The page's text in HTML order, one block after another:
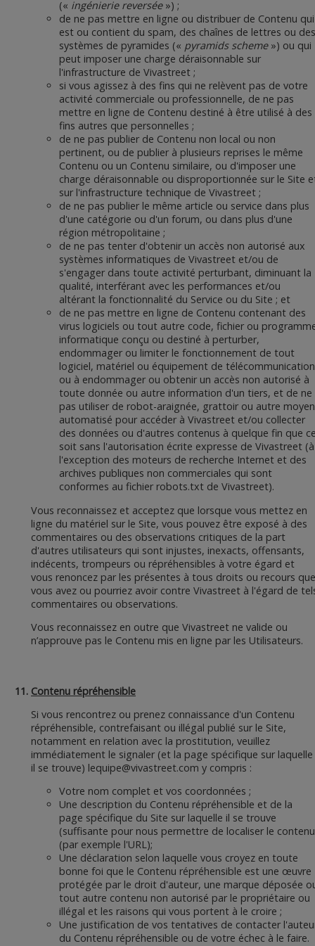
(« ingénierie reversée») ;
de ne pas mettre en ligne ou distribuer de Contenu qui
est ou contient du spam, des chaînes de lettres ou des
systèmes de pyramides (« pyramids scheme») ou qui
peut imposer une charge déraisonnable sur
l'infrastructure de Vivastreet ;
si vous agissez à des fins qui ne relèvent pas de votre
activité commerciale ou professionnelle, de ne pas
mettre en ligne de Contenu destiné à être utilisé à des
fins autres que personnelles ;
de ne pas publier de Contenu non local ou non
pertinent, ou de publier à plusieurs reprises le même
Contenu ou un Contenu similaire, ou d'imposer une
charge déraisonnable ou disproportionnée sur le Site
sur l'infrastructure technique de Vivastreet ;
de ne pas publier le même article ou service dans plus
d'une catégorie ou d'un forum, ou dans plus d'une
région métropolitaine ;
de ne pas tenter d'obtenir un accès non autorisé aux
systèmes informatiques de Vivastreet et/ou de
s'engager dans toute activité perturbant, diminuant la
qualité, interférant avec les performances et/ou
altérant la fonctionnalité du Service ou du Site ; et
de ne pas mettre en ligne de Contenu contenant des
virus logiciels ou tout autre code, fichier ou
informatique conçu ou destiné à perturber,
endommager ou limiter le fonctionnement de tout
logiciel, matériel ou équipement de télécommunication
ou à endommager ou obtenir un accès non autorisé à
toute donnée ou autre information d'un tiers, et de ne
pas utiliser de robot-araignée, grattoir ou autre moyen
automatisé pour accéder à Vivastreet et/ou collecter
des données ou d'autres contenus à quelque fin que
soit sans l'autorisation écrite expresse de Vivastreet (à
l'exception des moteurs de recherche Internet et des
archives publiques non commerciales qui sont
conformes au fichier robots.txt de Vivastreet).
Vous reconnaissez et acceptez que lorsque vous mettez en
ligne du matériel sur le Site, vous pouvez être exposé à des
commentaires ou des observations critiques de la part
d'autres utilisateurs qui sont injustes, inexacts, offensants,
indécents, trompeurs ou répréhensibles à votre égard et
vous renoncez par les présentes à tous droits ou recours que
vous avez ou pourriez avoir contre Vivastreet à l'égard de
commentaires ou observations.
Vous reconnaissez en outre que Vivastreet ne valide ou
n’approuve pas le Contenu mis en ligne par les Utilisateurs.
Contenu répréhensible
Si vous rencontrez ou prenez connaissance d'un Contenu
répréhensible, contrefaisant ou illégal publié sur le Site,
notamment en relation avec la prostitution, veuillez
immédiatement le signaler (et la page spécifique sur laquelle
il se trouve) lequipe@vivastreet.com y compris :
Votre nom complet et vos coordonnées ;
Une description du Contenu répréhensible et de la
page spécifique du Site sur laquelle il se trouve
(suffisante pour nous permettre de localiser le contenu
(par exemple l'URL);
Une déclaration selon laquelle vous croyez en toute
bonne foi que le Contenu répréhensible est une œuvre
protégée par le droit d'auteur, une marque déposée
tout autre contenu non autorisé par le propriétaire ou
illégal et les raisons qui vous portent à le croire ;
Une justification de vos tentatives de contacter
du Contenu répréhensible ou de votre échec à le faire.